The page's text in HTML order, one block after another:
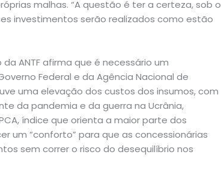
malhas. “A questão é ter a certeza, sob o
investimentos serão realizados como estão
ANTF afirma que é necessário um
Federal e da Agência Nacional de
uma elevação dos custos dos insumos, com
da pandemia e da guerra na Ucrânia,
índice que orienta a maior parte dos
um “conforto” para que as concessionárias
sem correr o risco do desequilíbrio nos